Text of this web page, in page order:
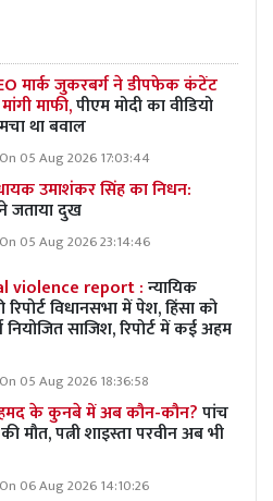
मार्क जुकरबर्ग ने डीपफेक कंटेंट
माफी,पीएम मोदी का वीडियो
था बवाल
05 Aug 2026 17:03:44
उमाशंकर सिंह का निधन:
जताया दुख
05 Aug 2026 23:14:46
violence report :न्यायिक
विधानसभा में पेश, हिंसा को
नियोजित साजिश, रिपोर्ट में कई अहम
05 Aug 2026 18:36:58
के कुनबे में अब कौन-कौन?पांच
मौत, पत्नी शाइस्ता परवीन अब भी
06 Aug 2026 14:10:26